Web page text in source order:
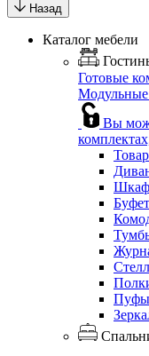
Назад
Каталог мебели
Готовые
Вы
Пуфы